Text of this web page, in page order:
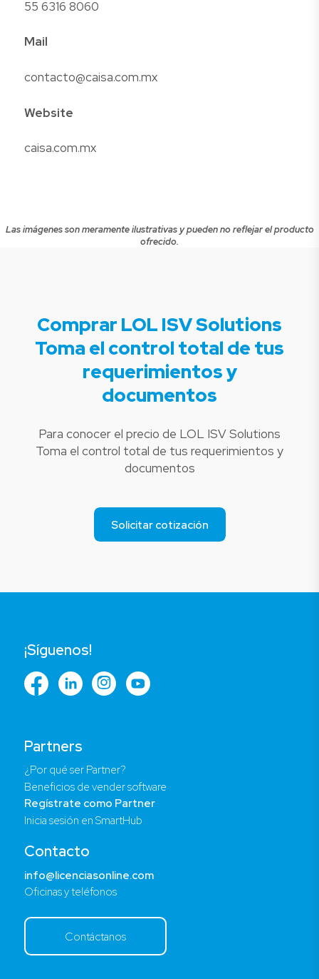
55 6316 8060
Mail
contacto@caisa.com.mx
Website
caisa.com.mx
Las imágenes son meramente ilustrativas y pueden no reflejar el producto
ofrecido.
Comprar LOL ISV Solutions
Toma el control total de tus
requerimientos y
documentos
Para conocer el precio de LOL ISV Solutions
Toma el control total de tus requerimientos y
documentos
Solicitar cotización
Partners
¿Por qué ser Partner?
Beneficios de vender software
Regístrate como Partner
Inicia sesión en SmartHub
Contacto
info@licenciasonline.com
Oficinas y teléfonos
Contáctanos
¡Síguenos!